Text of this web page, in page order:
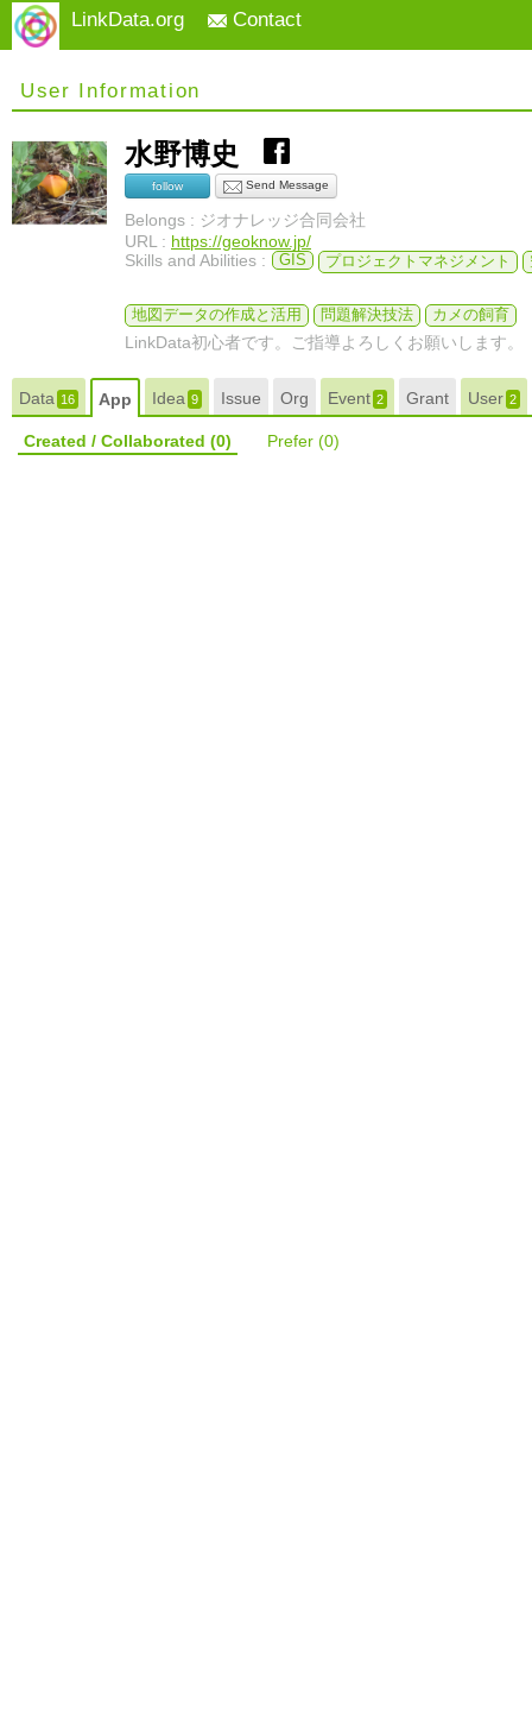
LinkData.org Contact
User Information
水野博史
follow Send Message
Belongs : ジオナレッジ合同会社
URL : https://geoknow.jp/
Skills and Abilities :
GIS プロジェクトマネジメント
地図データの作成と活用 問題解決技法 カメの飼育
LinkData初心者です。ご指導よろしくお願いします。
Data 16 App Idea9 Issue Org Event2 Grant User2
Created / Collaborated (0) Prefer (0)